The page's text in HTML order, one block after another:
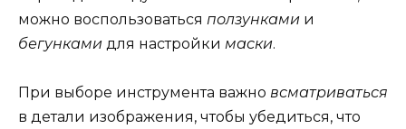
можно воспользоваться ползунками и
бегунками для настройки маски.
При выборе инструмента важно всматриваться
в детали изображения, чтобы убедиться, что